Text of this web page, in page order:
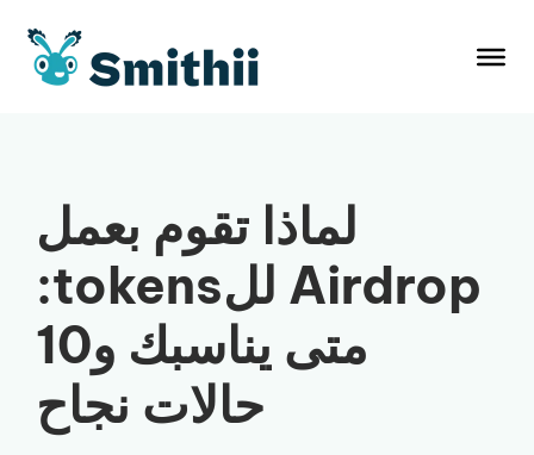
المحتوى
لماذا تقوم بعمل
Airdrop للtokens:
متى يناسبك و10
حالات نجاح